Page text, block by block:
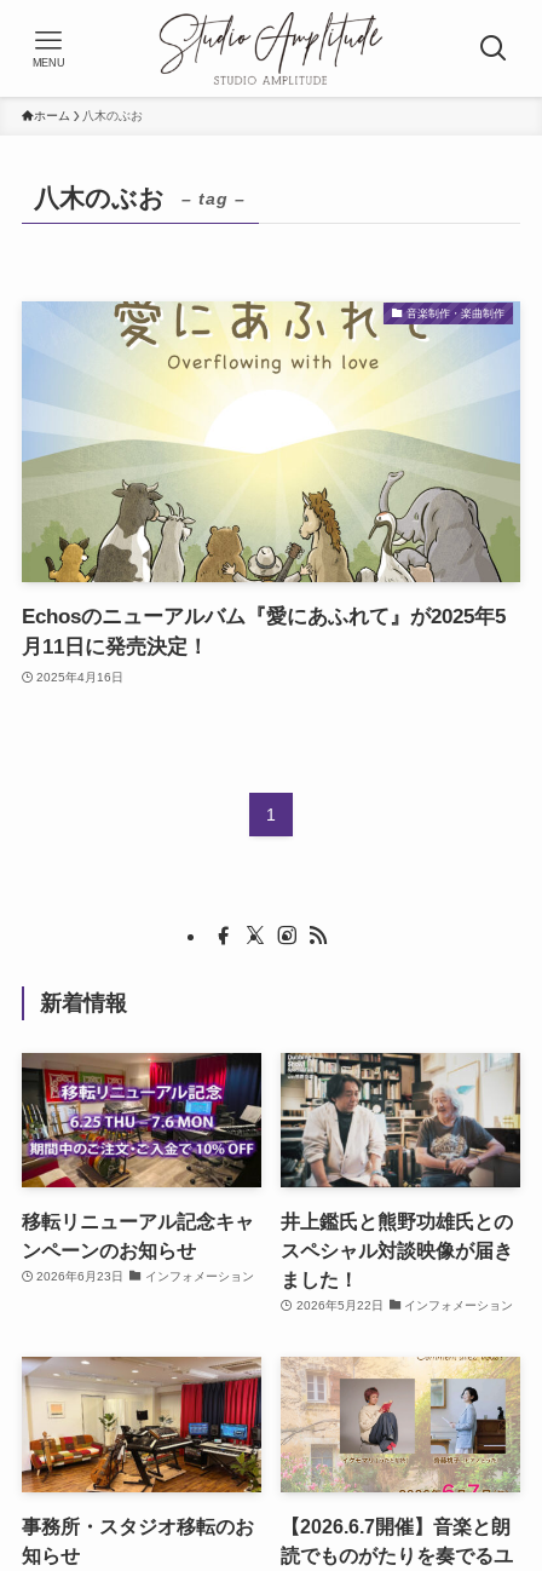
MENU
ホーム 八木のぶお
八木のぶお – tag –
音楽制作・楽曲制作
Echosのニューアルバム『愛にあふれて』が2025年5
月11日に発売決定！
2025年4月16日
1
新着情報
移転リニューアル記念キャ
ンペーンのお知らせ
2026年6月23日 インフォメーション
井上鑑氏と熊野功雄氏との
スペシャル対談映像が届き
ました！
2026年5月22日 インフォメーション
事務所・スタジオ移転のお
知らせ
【2026.6.7開催】音楽と朗
読でものがたりを奏でるユ